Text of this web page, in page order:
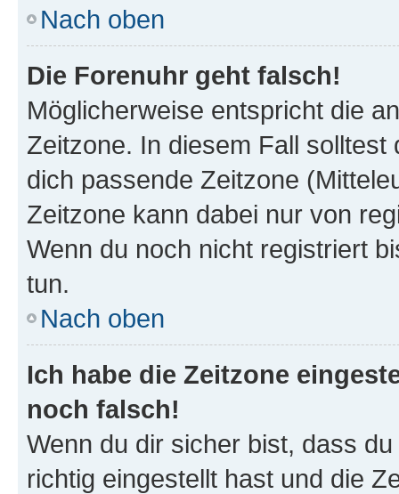
Nach oben
Die Forenuhr geht falsch!
Möglicherweise entspricht die
Zeitzone. In diesem Fall solltest
dich passende Zeitzone
Zeitzone kann dabei nur von
Wenn du noch nicht registriert
tun.
Nach oben
Ich habe die Zeitzone
noch falsch!
Wenn du dir sicher bist, dass
richtig eingestellt hast und die